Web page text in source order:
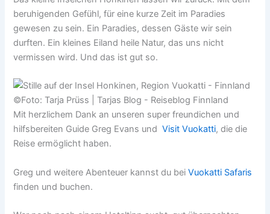
beruhigenden Gefühl, für eine kurze Zeit im Paradies
gewesen zu sein. Ein Paradies, dessen Gäste wir sein
durften. Ein kleines Eiland heile Natur, das uns nicht
vermissen wird. Und das ist gut so.
Mit herzlichem Dank an unseren super freundichen und
hilfsbereiten Guide Greg Evans undVisit Vuokatti, die die
Reise ermöglicht haben.
Greg und weitere Abenteuer kannst du beiVuokatti Safaris
finden und buchen.